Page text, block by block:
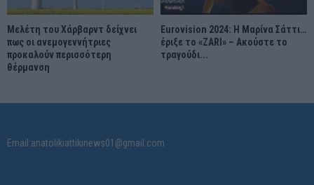
Μελέτη του Χάρβαρντ δείχνει
πως οι ανεμογεννήτριες
προκαλούν περισσότερη
θέρμανση
Eurovision 2024: Η Μαρίνα Σάττι…
έριξε το «ZARI» – Ακούστε το
τραγούδι...
Email:anatolikiattikinews01@gmail.com